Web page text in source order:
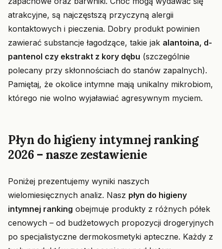
atrakcyjne, są najczęstszą przyczyną alergii
kontaktowych i pieczenia. Dobry produkt powinien
zawierać substancje łagodzące, takie jak alantoina, d-
pantenol czy ekstrakt z kory dębu (szczególnie
polecany przy skłonnościach do stanów zapalnych).
Pamiętaj, że okolice intymne mają unikalny mikrobiom,
którego nie wolno wyjaławiać agresywnym myciem.
Płyn do higieny intymnej ranking
2026 – nasze zestawienie
Poniżej prezentujemy wyniki naszych
wielomiesięcznych analiz. Nasz płyn do higieny
intymnej ranking obejmuje produkty z różnych półek
cenowych – od budżetowych propozycji drogeryjnych
po specjalistyczne dermokosmetyki apteczne. Każdy z